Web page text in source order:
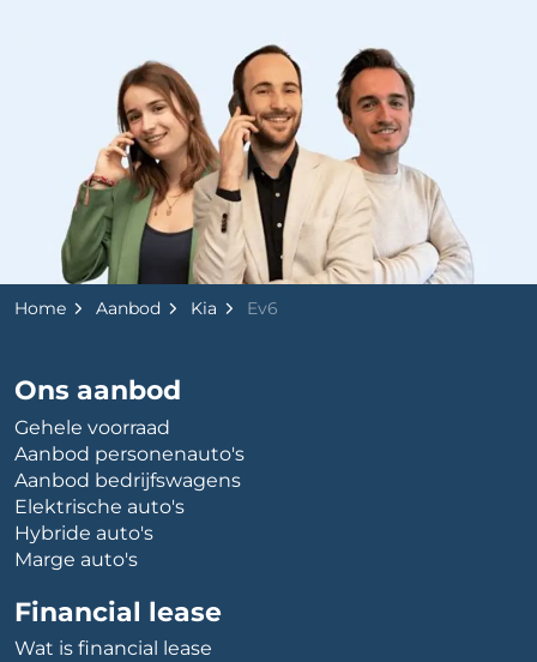
Home Aanbod Kia Ev6
Ons aanbod
Gehele voorraad
Aanbod personenauto's
Aanbod bedrijfswagens
Elektrische auto's
Hybride auto's
Marge auto's
Financial lease
Wat is financial lease